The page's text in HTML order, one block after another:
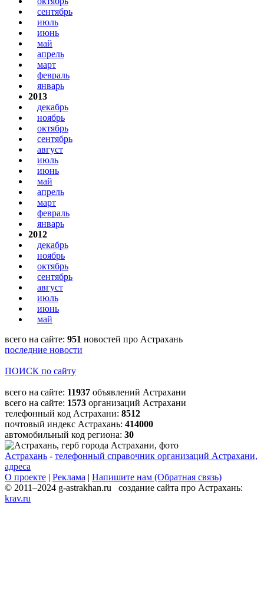
сентябрь
июль
июнь
май
апрель
март
февраль
январь
2013
декабрь
ноябрь
октябрь
сентябрь
август
июль
июнь
май
апрель
март
февраль
январь
2012
декабрь
ноябрь
октябрь
сентябрь
август
июль
июнь
май
всего на сайте: 951 новостей про Астрахань
последние новости
ПОИСК по сайту
всего на сайте: 11937 объявлений Астрахани
всего на сайте: 1573 организаций Астрахани
телефонный код Астрахани: 8512
почтовый индекс Астрахань: 414000
автомобильный код региона: 30
Астрахань - телефонный справочник организаций Астрахани,
адреса
О проекте | Реклама | Напишите нам (Обратная связь)
© 2011–2024 g-astrakhan.ru создание сайта про Астрахань:
krav.ru